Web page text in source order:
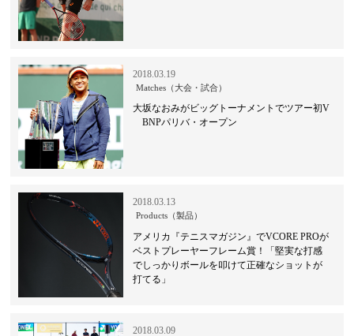
2018.03.19
Matches（大会・試合）
大坂なおみがビッグトーナメントでツアー初V
BNPパリバ・オープン
2018.03.13
Products（製品）
アメリカ『テニスマガジン』でVCORE PROが
ベストプレーヤーフレーム賞！「堅実な打感
でしっかりボールを叩けて正確なショットが
打てる」
2018.03.09